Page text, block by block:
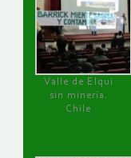
Valle de Elqui
sin minería.
Chile